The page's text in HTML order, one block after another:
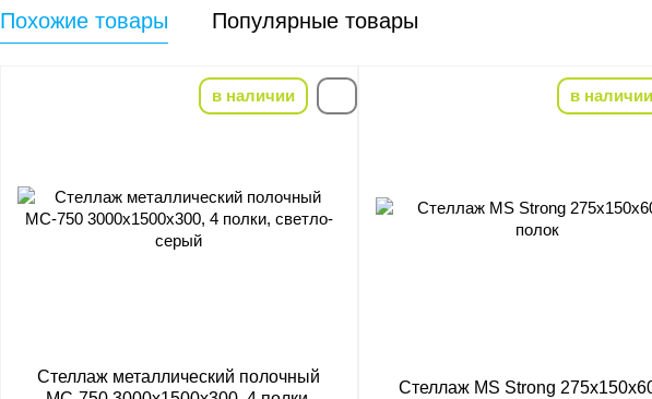
Похожие товары Популярные товары
в наличии
Стеллаж металлический полочный
в наличии
Стеллаж MS Strong